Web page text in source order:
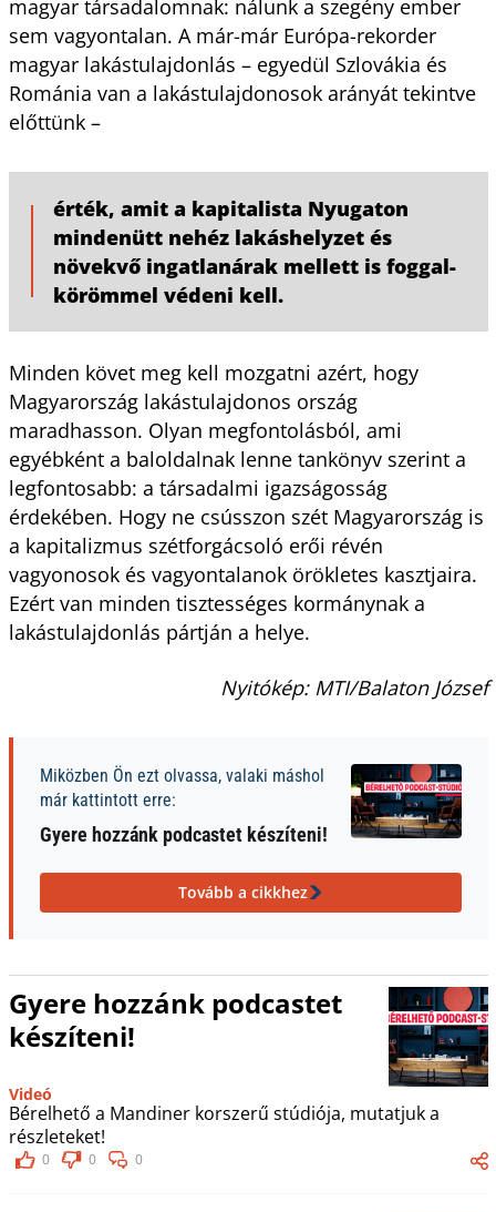
magyar társadalomnak: nálunk a szegény ember
sem vagyontalan. A már-már Európa-rekorder
magyar lakástulajdonlás – egyedül Szlovákia és
Románia van a lakástulajdonosok arányát tekintve
előttünk –
érték, amit a kapitalista Nyugaton
mindenütt nehéz lakáshelyzet és
növekvő ingatlanárak mellett is foggal-
körömmel védeni kell.
Minden követ meg kell mozgatni azért, hogy
Magyarország lakástulajdonos ország
maradhasson. Olyan megfontolásból, ami
egyébként a baloldalnak lenne tankönyv szerint a
legfontosabb: a társadalmi igazságosság
érdekében. Hogy ne csússzon szét Magyarország is
a kapitalizmus szétforgácsoló erői révén
vagyonosok és vagyontalanok örökletes kasztjaira.
Ezért van minden tisztességes kormánynak a
lakástulajdonlás pártján a helye.
Nyitókép: MTI/Balaton József
Miközben Ön ezt olvassa, valaki máshol
már kattintott erre:
Gyere hozzánk podcastet készíteni!
Tovább a cikkhez
Gyere hozzánk podcastet
készíteni!
Videó
Bérelhető a Mandiner korszerű stúdiója, mutatjuk a
részleteket!
0 0 0